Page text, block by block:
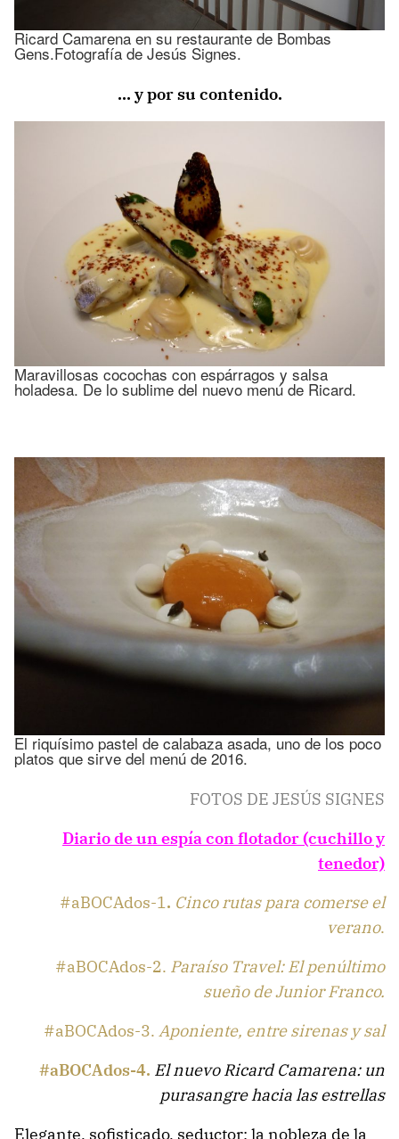
Ricard Camarena en su restaurante de Bombas
Gens.Fotografía de Jesús Signes.
… y por su contenido.
Maravillosas cocochas con espárragos y salsa
holadesa. De lo sublime del nuevo menú de Ricard.
El riquísimo pastel de calabaza asada, uno de los poco
platos que sirve del menú de 2016.
FO­TOS DE JE­SÚS SIG­NES
Diario de un espía con flotador (cuchillo y
tenedor)
#aBOCAdos-1 . Cinco rutas para comerse el
verano.
#aBOCAdos-2. Paraíso Travel: El penúltimo
sueño de Junior Franco.
#aBOCAdos-3. Aponiente, entre sirenas y sal
#aBOCAdos-4. El nuevo Ricard Camarena: un
purasangre hacia las estrellas
Elegante, sofisticado, seductor; la nobleza de la